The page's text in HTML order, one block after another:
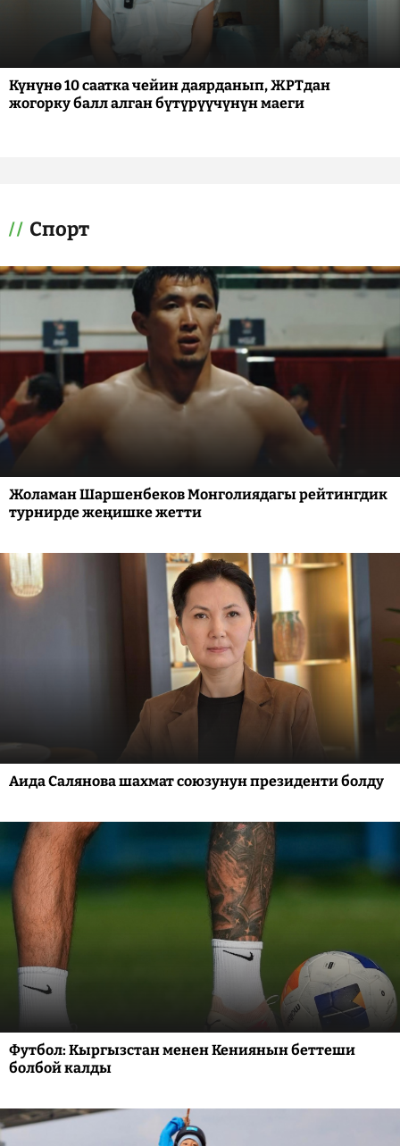
Күнүнө 10 саатка чейин даярданып, ЖРТдан
жогорку балл алган бүтүрүүчүнүн маеги
Спорт
Жоламан Шаршенбеков Монголиядагы рейтингдик
турнирде жеңишке жетти
Аида Салянова шахмат союзунун президенти болду
Футбол: Кыргызстан менен Кениянын беттеши
болбой калды